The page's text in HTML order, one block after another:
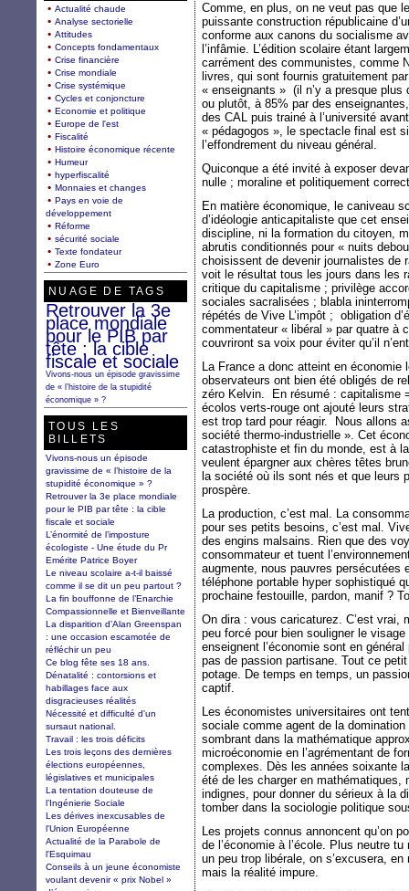
Comme, en plus, on ne veut pas que
puissante construction républicaine
conforme aux canons du socialisme
l’infâmie. L’édition scolaire étant
carrément des communistes, comme
livres, qui sont fournis gratuitement
« enseignants » (il n’y a presque
ou plutôt, à 85% par des
des CAL puis trainé à l’université
« pédagogos », le spectacle final est
l’effondrement du niveau général.
Quiconque a été invité à exposer
nulle ; moraline et politiquement
En matière économique, le caniveau
d’idéologie anticapitaliste que cet
discipline, ni la formation du citoyen,
abrutis conditionnés pour « nuits
choisissent de devenir journalistes de
voit le résultat tous les jours dans les
critique du capitalisme ; privilège
sociales sacralisées ; blabla
répétés de Vive L’impôt ; obligation
commentateur « libéral » par quatre à
couvriront sa voix pour éviter qu’il
La France a donc atteint en
observateurs ont bien été obligés de
zéro Kelvin. En résumé : capitalisme
écolos verts-rouge ont ajouté leurs
est trop tard pour réagir. Nous allons
société thermo-industrielle ». Cet
catastrophiste et fin du monde, est à
veulent épargner aux chères têtes
la société où ils sont nés et que leurs
prospère.
La production, c’est mal. La
pour ses petits besoins, c’est mal.
des engins malsains. Rien que des
consommateur et tuent
augmente, nous pauvres
téléphone portable hyper sophistiqué
prochaine festouille, pardon, manif ?
On dira : vous caricaturez. C’est vrai,
peu forcé pour bien souligner le
enseignent l’économie sont en
pas de passion partisane. Tout ce
potage. De temps en temps, un
captif.
Les économistes universitaires ont
sociale comme agent de la
sombrant dans la mathématique
microéconomie en l’agrémentant de
complexes. Dès les années soixante
été de les charger en
indignes, pour donner du sérieux à la
tomber dans la sociologie politique
Les projets connus annoncent qu’on
de l’économie à l’école. Plus neutre
un peu trop libérale, on s’excusera,
mais la réalité impure.
Actualité chaude
Analyse sectorielle
Attitudes
Concepts fondamentaux
Crise financière
Crise mondiale
Crise systémique
Cycles et conjoncture
Economie et politique
Europe de l'est
Fiscalité
Histoire économique récente
Humeur
hyperfiscalité
Monnaies et changes
Pays en voie de
développement
Réforme
sécurité sociale
Texte fondateur
Zone Euro
NUAGE DE TAGS
Retrouver la 3e
place mondiale
pour le PIB par
tête : la cible
fiscale et sociale
Vivons-nous un épisode gravissime
de « l’histoire de la stupidité
économique » ?
TOUS LES
BILLETS
Vivons-nous un épisode
gravissime de « l’histoire de la
stupidité économique » ?
Retrouver la 3e place mondiale
pour le PIB par tête : la cible
fiscale et sociale
L’énormité de l’imposture
écologiste - Une étude du Pr
Emérite Patrice Boyer
Le niveau scolaire a-t-il baissé
comme il se dit un peu partout ?
La fin bouffonne de l’Enarchie
Compassionnelle et Bienveillante
La disparition d’Alan Greenspan
: une occasion escamotée de
réfléchir un peu
Ce blog fête ses 18 ans.
Dénatalité : contorsions et
habillages face aux
disgracieuses réalités
Nécessité et difficulté d'un
sursaut national.
Travail : les trois déficits
Les trois leçons des dernières
élections européennes,
législatives et municipales
La tentation douteuse de
l’Ingénierie Sociale
Les dérives inexcusables de
l'Union Européenne
Actualité de la Parabole de
l'Esquimau
Conseils à un jeune économiste
voulant devenir « prix Nobel »